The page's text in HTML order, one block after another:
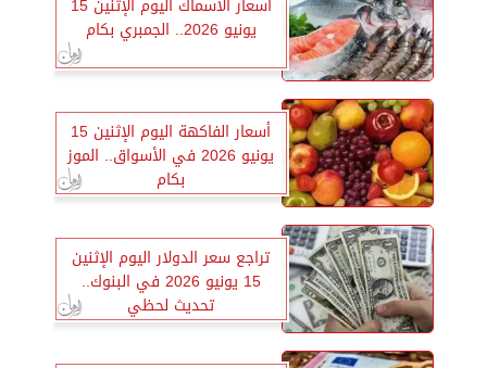
أسعار الأسماك اليوم الإثنين 15
يونيو 2026.. الجمبري بكام
أسعار الفاكهة اليوم الإثنين 15
يونيو 2026 في الأسواق.. الموز
بكام
تراجع سعر الدولار اليوم الإثنين
15 يونيو 2026 في البنوك..
تحديث لحظي